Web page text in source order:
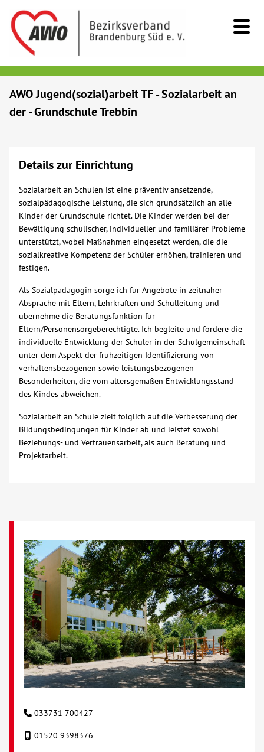
Senioren
Beratung & Hilfe
Begegnung
Bildung
Über uns
Veranstaltungen
Spenden
Mitmachen
Karriere
Ausbildung
Kontakt
AWO BB Süd
AWO Jugend(sozial)arbeit TF - Sozialarbeit an
der - Grundschule Trebbin
Details zur Einrichtung
Sozialarbeit an Schulen ist eine präventiv ansetzende,
sozialpädagogische Leistung, die sich grundsätzlich an alle
Kinder der Grundschule richtet. Die Kinder werden bei der
Bewältigung schulischer, individueller und familiärer Probleme
unterstützt, wobei Maßnahmen eingesetzt werden, die die
sozialkreative Kompetenz der Schüler erhöhen, trainieren und
festigen.
Als Sozialpädagogin sorge ich für Angebote in zeitnaher
Absprache mit Eltern, Lehrkräften und Schulleitung und
übernehme die Beratungsfunktion für
Eltern/Personensorgeberechtigte. Ich begleite und fördere die
individuelle Entwicklung der Schüler in der Schulgemeinschaft
unter dem Aspekt der frühzeitigen Identifizierung von
verhaltensbezogenen sowie leistungsbezogenen
Besonderheiten, die vom altersgemäßen Entwicklungsstand
des Kindes abweichen.
Sozialarbeit an Schule zielt folglich auf die Verbesserung der
Bildungsbedingungen für Kinder ab und leistet sowohl
Beziehungs- und Vertrauensarbeit, als auch Beratung und
Projektarbeit.
033731 700427
01520 9398376